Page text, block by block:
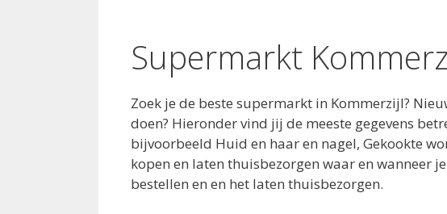
Supermarkt
Zoek je de beste supermarkt in Kommerzijl?
doen? Hieronder vind jij de meeste gegevens
bijvoorbeeld Huid en haar en nagel, Gekookte
kopen en laten thuisbezorgen waar en wanneer
bestellen en en het laten thuisbezorgen.